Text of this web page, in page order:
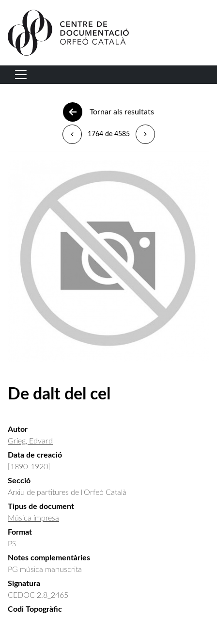
Vés al contingut
Navegació principal
Tornar als resultats
1764 de 4585
De dalt del cel
Autor
Grieg, Edvard
Data de creació
[1890-1920]
Secció
Arxiu de partitures de l'Orfeó Català
Tipus de document
Música impresa
Format
PS
Notes complementàries
PG música manuscrita
Signatura
CEDOC 2.8_2465
Codi Topogràfic